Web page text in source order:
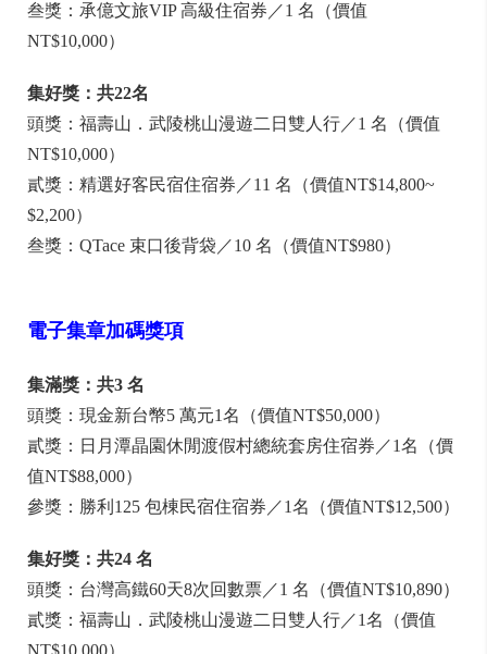
叁獎：承億文旅VIP 高級住宿券／1 名（價值
NT$10,000）
集好獎：共22名
頭獎：福壽山．武陵桃山漫遊二日雙人行／1 名（價值
NT$10,000）
貳獎：精選好客民宿住宿券／11 名（價值NT$14,800~
$2,200）
叁獎：QTace 束口後背袋／10 名（價值NT$980）
電子集章加碼獎項
集滿獎：共3 名
頭獎：現金新台幣5 萬元1名（價值NT$50,000）
貳獎：日月潭晶園休閒渡假村總統套房住宿券／1名（價
值NT$88,000）
參獎：勝利125 包棟民宿住宿券／1名（價值NT$12,500）
集好獎：共24 名
頭獎：台灣高鐵60天8次回數票／1 名（價值NT$10,890）
貳獎：福壽山．武陵桃山漫遊二日雙人行／1名（價值
NT$10,000）